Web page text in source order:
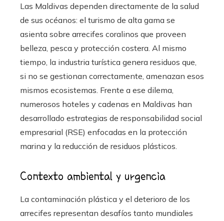
Las Maldivas dependen directamente de la salud
de sus océanos: el turismo de alta gama se
asienta sobre arrecifes coralinos que proveen
belleza, pesca y protección costera. Al mismo
tiempo, la industria turística genera residuos que,
si no se gestionan correctamente, amenazan esos
mismos ecosistemas. Frente a ese dilema,
numerosos hoteles y cadenas en Maldivas han
desarrollado estrategias de responsabilidad social
empresarial (RSE) enfocadas en la protección
marina y la reducción de residuos plásticos.
Contexto ambiental y urgencia
La contaminación plástica y el deterioro de los
arrecifes representan desafíos tanto mundiales